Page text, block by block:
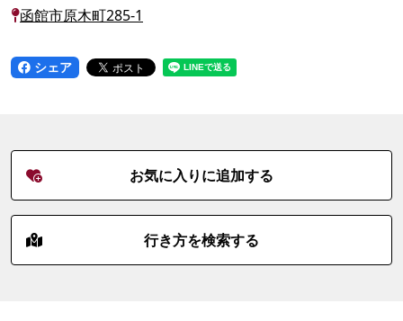
函館市原木町285-1
シェア
お気に入りに追加する
行き方を検索する